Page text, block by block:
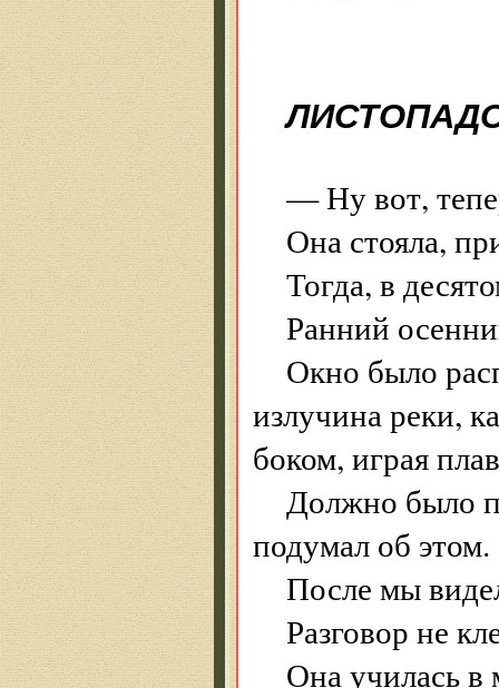
— Ну вот,
Она стояла,
Тогда, в
Ранний
Окно было
излучина реки,
боком, играя
Должно было
подумал об этом.
После мы
Разговор не
Она училась